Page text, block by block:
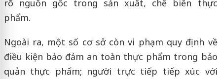
rõ nguồn gốc trong sản xuất, chế biến thực
phẩm.
Ngoài ra, một số cơ sở còn vi phạm quy định về
điều kiện bảo đảm an toàn thực phẩm trong bảo
quản thực phẩm; người trực tiếp tiếp xúc với